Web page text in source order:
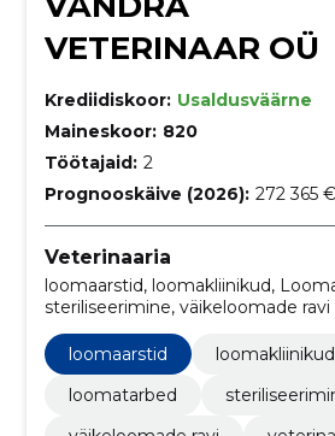
VETERINAAR OÜ
Krediidiskoor: Usaldusväärne
Maineskoor: 820
Töötajaid: 2
Prognooskäive (2026): 272 365 €
Veterinaaria
loomaarstid, loomakliinikud,
steriliseerimine, väikeloomade ravi
loomaarstid
loomakliinikud
loomatarbed